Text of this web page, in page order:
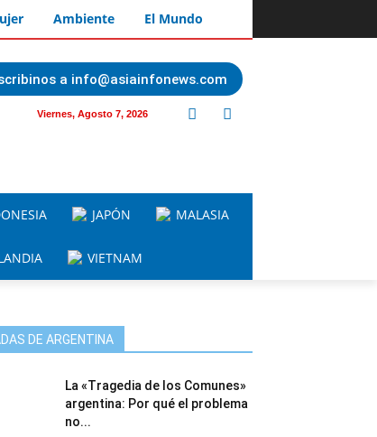
Ambiente El Mundo
a info@asiainfonews.com
Viernes, Agosto 7, 2026
JAPÓN MALASIA
VIETNAM
DE ARGENTINA
La «Tragedia de los Comunes»
argentina: Por qué el problema
no...